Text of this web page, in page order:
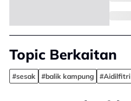
Topic Berkaitan
#sesak #balik kampung #Aidilfitri